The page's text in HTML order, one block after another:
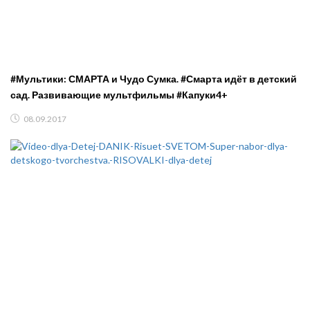
#Мультики: СМАРТА и Чудо Сумка. #Смарта идёт в детский
сад. Развивающие мультфильмы #Капуки4+
08.09.2017